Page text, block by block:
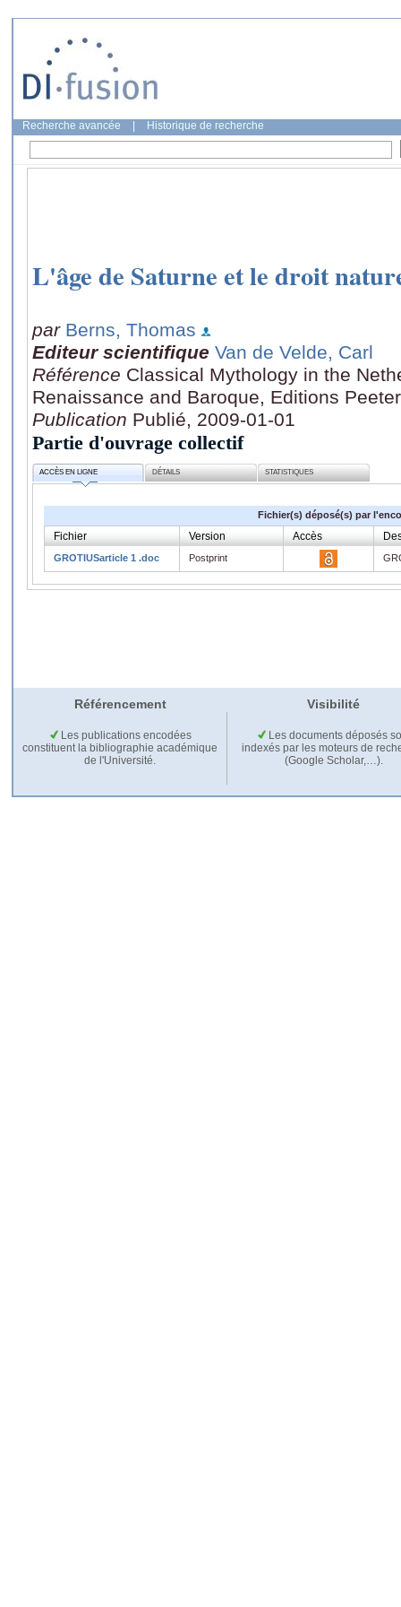
Recherche avancée Historique de recherche
L'âge de Saturne et le droit
par Berns, Thomas
Editeur scientifique Van de Velde, Carl
Référence Classical Mythology in the
Renaissance and Baroque, Editions
Publication Publié, 2009-01-01
Partie d'ouvrage collectif
ACCÈS EN LIGNE DÉTAILS STATISTIQUES
Fichier(s) déposé(s) par
Fichier Version Accès
GROTIUSarticle 1 .doc Postprint
Référencement Visibilité
Les publications encodées
constituent la bibliographie académique
de l'Université.
Les documents déposés
indexés par les moteurs de
(Google Scholar,…).